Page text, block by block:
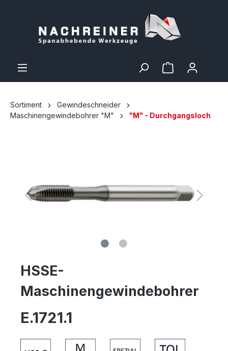
Sortiment
Gewindeschneider
Maschinengewindebohrer "M"
"M" - Durchgangsloch
HSSE-
Maschinengewindebohrer
E.1721.1